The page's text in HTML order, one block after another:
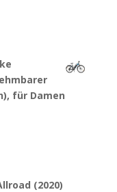
für Damen
(2020)